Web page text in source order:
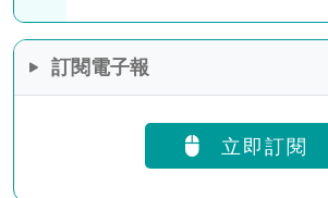
訂閱電子報
立即訂閱